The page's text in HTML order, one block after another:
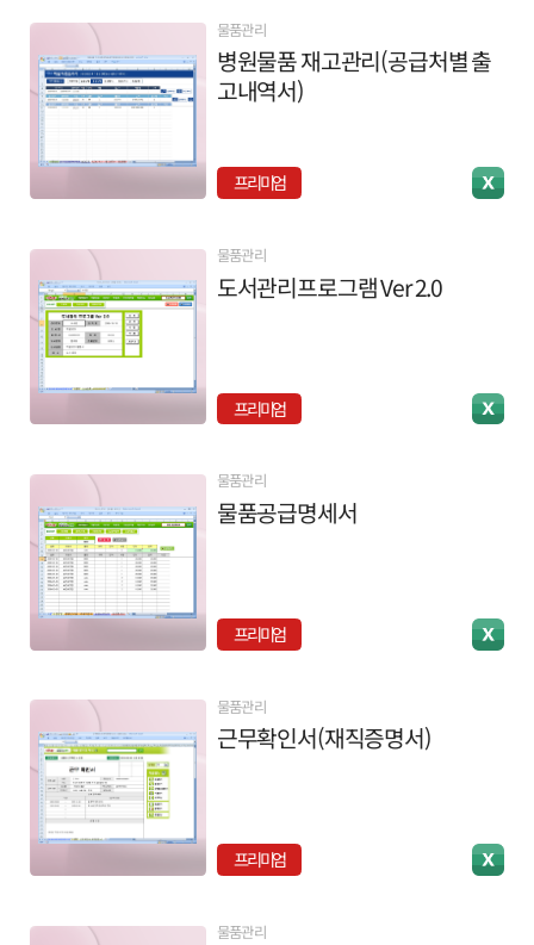
물품관리
병원물품 재고관리(공급처별 출
고내역서)
프리미엄
물품관리
도서관리프로그램 Ver 2.0
프리미엄
물품관리
물품공급명세서
프리미엄
물품관리
근무확인서(재직증명서)
프리미엄
물품관리